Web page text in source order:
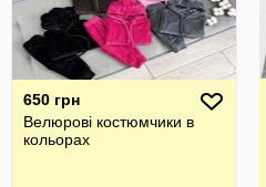
650 грн
Велюрові костюмчики в
кольорах